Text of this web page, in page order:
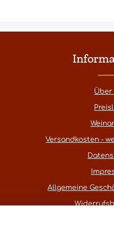
Über
Versandkosten -
Allgemeine